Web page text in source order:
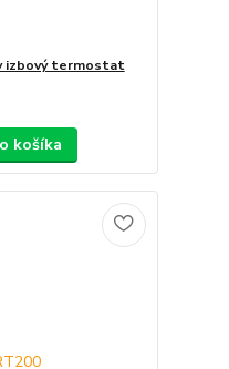
izbový termostat
košíka